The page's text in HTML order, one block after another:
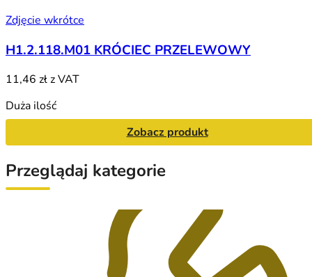
Zdjęcie wkrótce
H1.2.118.M01 KRÓCIEC PRZELEWOWY
11,46 złz VAT
Duża ilość
Zobacz produkt
Przeglądaj kategorie